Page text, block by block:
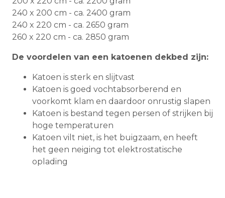
240 x 200 cm - ca. 2400 gram
240 x 220 cm - ca. 2650 gram
260 x 220 cm - ca. 2850 gram
De voordelen van een katoenen dekbed zijn:
Katoen is sterk en slijtvast
Katoen is goed vochtabsorberend en
voorkomt klam en daardoor onrustig slapen
Katoen is bestand tegen persen of strijken bij
hoge temperaturen
Katoen vilt niet, is het buigzaam, en heeft
het geen neiging tot elektrostatische
oplading